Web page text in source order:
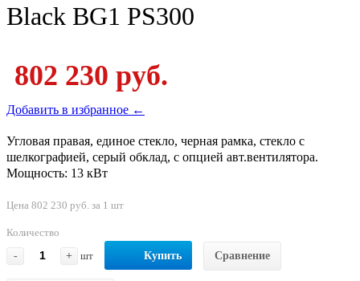
Black BG1 PS300
802 230 руб.
Добавить в избранное ←
Угловая правая, единое стекло, черная рамка, стекло с
шелкографией, серый обклад, с опцией авт.вентилятора.
Мощность: 13 кВт
Цена 802 230 руб. за 1 шт
Количество
-
+ шт Купить Сравнение